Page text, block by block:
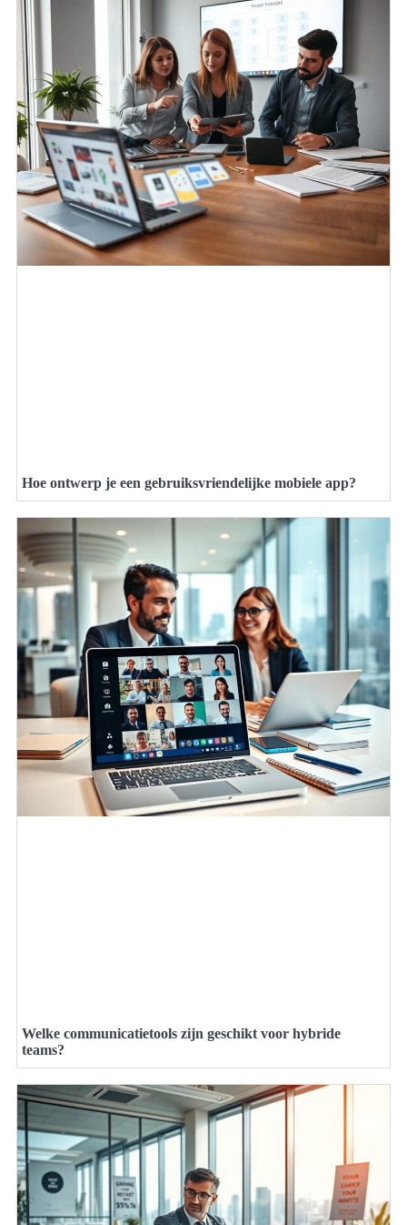
Hoe ontwerp je een gebruiksvriendelijke mobiele app?
Welke communicatietools zijn geschikt voor hybride
teams?